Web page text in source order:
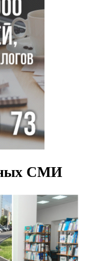
за лимита